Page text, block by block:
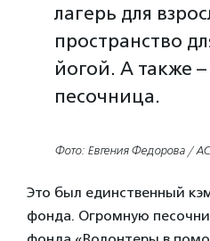
лагерь для
пространство
йогой. А также
песочница.
Фото: Евгения Федорова /
Это был единственный
фонда. Огромную